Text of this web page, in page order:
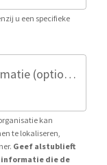
u een specifieke
Aanvullende identificerende informatie (optioneel)
kan
te lokaliseren,
Geef alstublieft
informatie die de